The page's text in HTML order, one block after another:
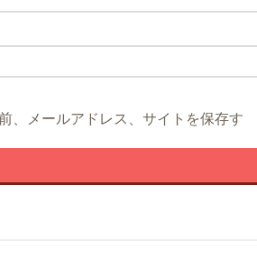
、メールアドレス、サイトを保存す